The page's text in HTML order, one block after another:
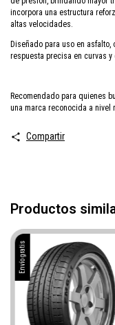
incorpora una estructura
altas velocidades.
Diseñado para uso en
respuesta precisa en curvas
Recomendado para quienes
una marca reconocida a nivel
Compartir
Productos
Envío gratis